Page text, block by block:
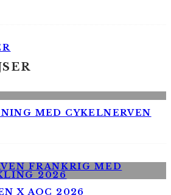
MED CYKELNERVEN
X AOC 2026